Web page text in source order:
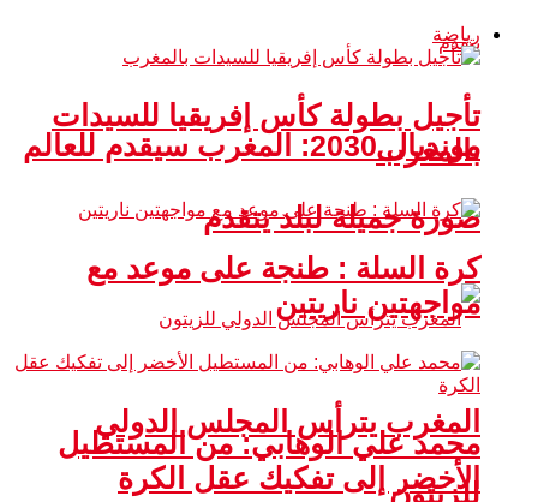
مونديال 2030: المغرب سيقدم للعالم
صورة جميلة لبلد يتقدم
المغرب يترأس المجلس الدولي
للزيتون
رياضة
تأجيل بطولة كأس إفريقيا للسيدات
بالمغرب
كرة السلة : طنجة على موعد مع
مواجهتين ناريتين
محمد علي الوهابي: من المستطيل
الأخضر إلى تفكيك عقل الكرة